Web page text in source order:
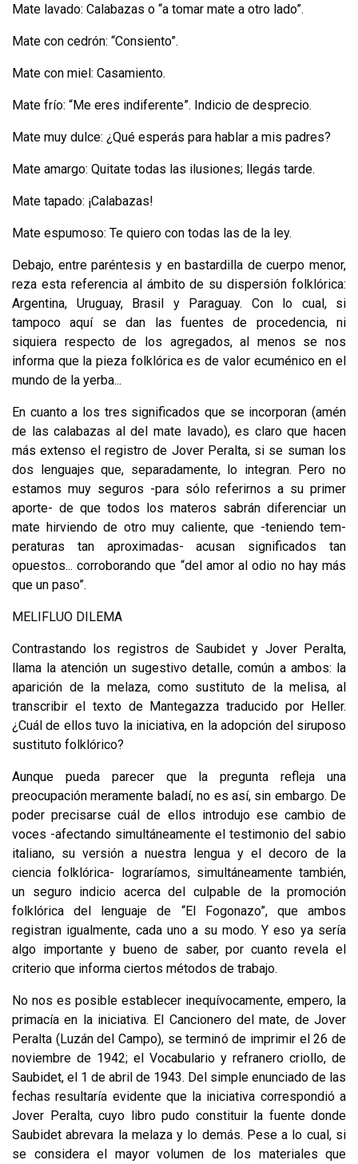
Mate lavado: Calabazas o “a tomar mate a otro lado”.
Mate con cedrón: “Consiento”.
Mate con miel: Casamiento.
Mate frío: “Me eres indiferente”. Indicio de desprecio.
Mate muy dulce: ¿Qué esperás para hablar a mis padres?
Mate amargo: Quitate todas las ilusiones; llegás tarde.
Mate tapado: ¡Calabazas!
Mate espumoso: Te quiero con todas las de la ley.
Debajo, entre paréntesis y en bastardilla de cuerpo menor,
reza esta referen­cia al ámbito de su dispersión folklórica:
Argentina, Uruguay, Brasil y Para­guay. Con lo cual, si
tampoco aquí se dan las fuentes de procedencia, ni
siquiera respecto de los agregados, al menos se nos
informa que la pieza folklórica es de valor ecuménico en el
mundo de la yerba...
En cuanto a los tres significados que se incorporan (amén
de las calabazas al del mate lavado), es claro que hacen
más extenso el registro de Jover Peralta, si se suman los
dos lenguajes que, separadamente, lo integran. Pero no
estamos muy seguros -para sólo referirnos a su primer
aporte- de que todos los materos sabrán diferenciar un
mate hirviendo de otro muy caliente, que -teniendo tem­
peraturas tan aproximadas- acusan significados tan
opuestos... corroborando que “del amor al odio no hay más
que un paso”.
MELIFLUO DILEMA
Contrastando los registros de Saubidet y Jover Peralta,
llama la atención un sugestivo detalle, común a ambos: la
aparición de la melaza, como sustituto de la melisa, al
transcribir el texto de Mantegazza traducido por Heller.
¿Cuál de ellos tuvo la iniciativa, en la adopción del siruposo
sustituto folklórico?
Aunque pueda parecer que la pregunta refleja una
preocupación meramente baladí, no es así, sin embargo. De
poder precisarse cuál de ellos introdujo ese cambio de
voces -afectando simultáneamente el testimonio del sabio
italiano, su versión a nuestra lengua y el decoro de la
ciencia folklórica- lograríamos, simultáneamente también,
un seguro indicio acerca del culpable de la promo­ción
folklórica del lenguaje de “El Fogonazo”, que ambos
registran igualmente, cada uno a su modo. Y eso ya sería
algo importante y bueno de saber, por cuanto revela el
criterio que informa ciertos métodos de trabajo.
No nos es posible establecer inequívocamente, empero, la
primacía en la ini­ciativa. El Cancionero del mate, de Jover
Peralta (Luzán del Campo), se termi­nó de imprimir el 26 de
noviembre de 1942; el Vocabulario y refranero criollo, de
Saubidet, el 1 de abril de 1943. Del simple enunciado de las
fechas resultaría evidente que la iniciativa correspondió a
Jover Peralta, cuyo libro pudo consti­tuir la fuente donde
Saubidet abrevara la melaza y lo demás. Pese a lo cual, si
se considera el mayor volumen de los materiales que